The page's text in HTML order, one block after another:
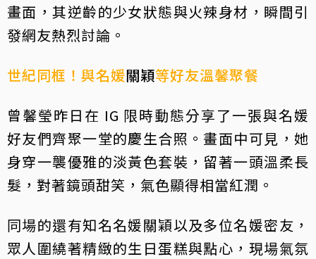
畫面，其逆齡的少女狀態與火辣身材，瞬間引
發網友熱烈討論。
世紀同框！與名媛關穎等好友溫馨聚餐
曾馨瑩昨日在 IG 限時動態分享了一張與名媛
好友們齊聚一堂的慶生合照。畫面中可見，她
身穿一襲優雅的淡黃色套裝，留著一頭溫柔長
髮，對著鏡頭甜笑，氣色顯得相當紅潤。
同場的還有知名名媛關穎以及多位名媛密友，
眾人圍繞著精緻的生日蛋糕與點心，現場氣氛